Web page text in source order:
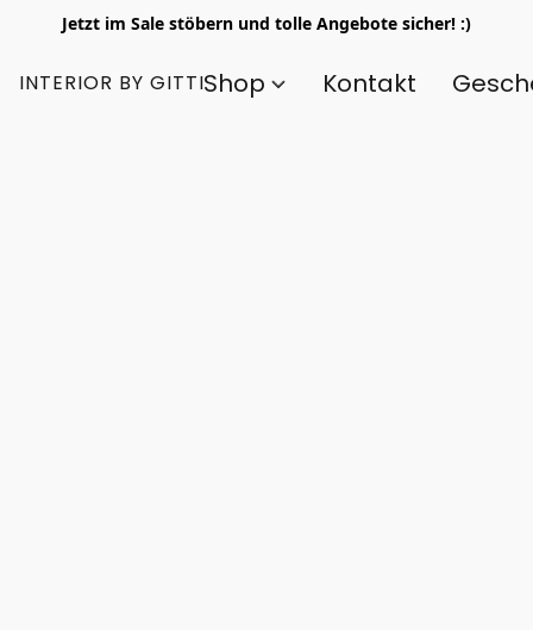
Jetzt im Sale stöbern und tolle Angebote sicher! :)
INTERIOR BY GITTIShop Kontakt